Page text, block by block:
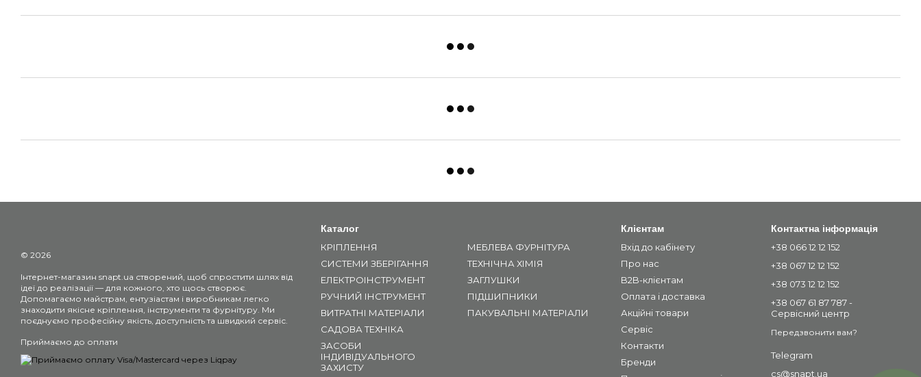
© 2026
Інтернет-магазин snapt.ua створений, щоб спростити шлях від
ідеї до реалізації — для кожного, хто щось створює.
Допомагаємо майстрам, ентузіастам і виробникам легко
знаходити якісне кріплення, інструменти та фурнітуру. Ми
поєднуємо професійну якість, доступність та швидкий сервіс.
Приймаємо до оплати
Каталог
КРІПЛЕННЯ
СИСТЕМИ ЗБЕРІГАННЯ
ЕЛЕКТРОІНСТРУМЕНТ
РУЧНИЙ ІНСТРУМЕНТ
ВИТРАТНІ МАТЕРІАЛИ
САДОВА ТЕХНІКА
ЗАСОБИ
ІНДИВІДУАЛЬНОГО
ЗАХИСТУ
МЕБЛЕВА ФУРНІТУРА
ТЕХНІЧНА ХІМІЯ
ЗАГЛУШКИ
ПІДШИПНИКИ
ПАКУВАЛЬНІ МАТЕРІАЛИ
Клієнтам
Вхід до кабінету
Про нас
B2B-клієнтам
Оплата і доставка
Акційні товари
Сервіс
Контакти
Бренди
Контактна інформація
+38 066 12 12 152
+38 067 12 12 152
+38 073 12 12 152
+38 067 61 87 787 -
Сервісний центр
Передзвонити вам?
Telegram
cs@snapt.ua